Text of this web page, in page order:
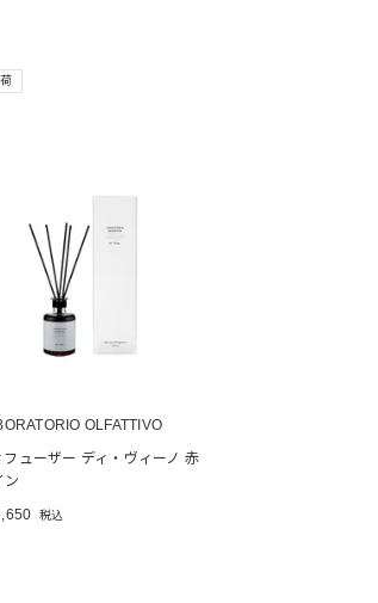
OLFATTIVO
フューザー ディ・ヴィーノ 赤
ン
税込